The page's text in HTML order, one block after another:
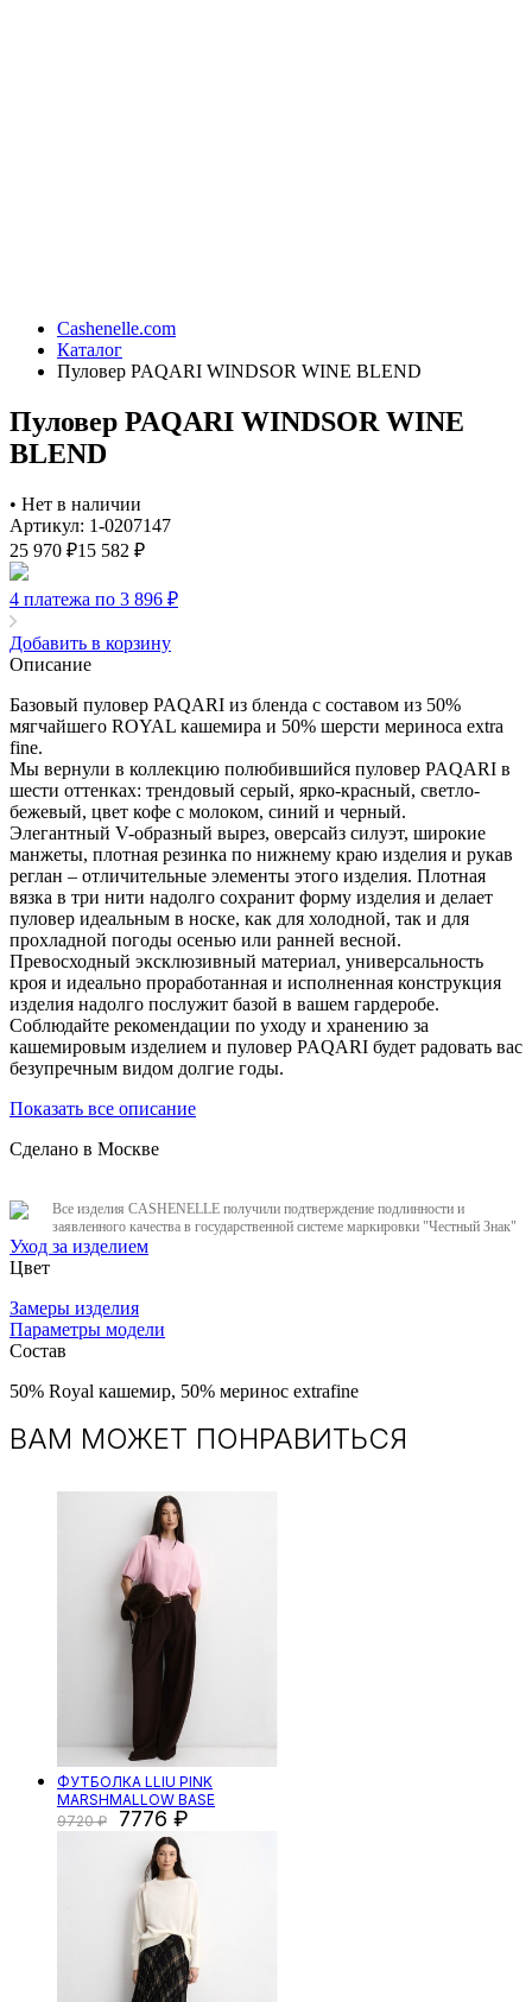
Cashenelle.com
Каталог
Пуловер PAQARI WINDSOR WINE BLEND
Пуловер PAQARI WINDSOR WINE
BLEND
• Нет в наличии
Артикул: 1-0207147
25 970 ₽15 582 ₽
4 платежа по 3 896 ₽
Добавить в корзину
Описание
Базовый пуловер PAQARI из бленда с составом из 50%
мягчайшего ROYAL кашемира и 50% шерсти мериноса extra
fine.
Мы вернули в коллекцию полюбившийся пуловер PAQARI в
шести оттенках: трендовый серый, ярко-красный, светло-
бежевый, цвет кофе с молоком, синий и черный.
Элегантный V-образный вырез, оверсайз силуэт, широкие
манжеты, плотная резинка по нижнему краю изделия и рукав
реглан – отличительные элементы этого изделия. Плотная
вязка в три нити надолго сохранит форму изделия и делает
пуловер идеальным в носке, как для холодной, так и для
прохладной погоды осенью или ранней весной.
Превосходный эксклюзивный материал, универсальность
кроя и идеально проработанная и исполненная конструкция
изделия надолго послужит базой в вашем гардеробе.
Соблюдайте рекомендации по уходу и хранению за
кашемировым изделием и пуловер PAQARI будет радовать вас
безупречным видом долгие годы.
Показать все описание
Сделано в Москве
Все изделия CASHENELLE получили подтверждение подлинности и
заявленного качества в государственной системе маркировки "Честный Знак"
Уход за изделием
Цвет
Замеры изделия
Параметры модели
Состав
50% Royal кашемир, 50% меринос extrafine
ВАМ МОЖЕТ ПОНРАВИТЬСЯ
ФУТБОЛКА LLIU PINK
MARSHMALLOW BASE
9720
7776